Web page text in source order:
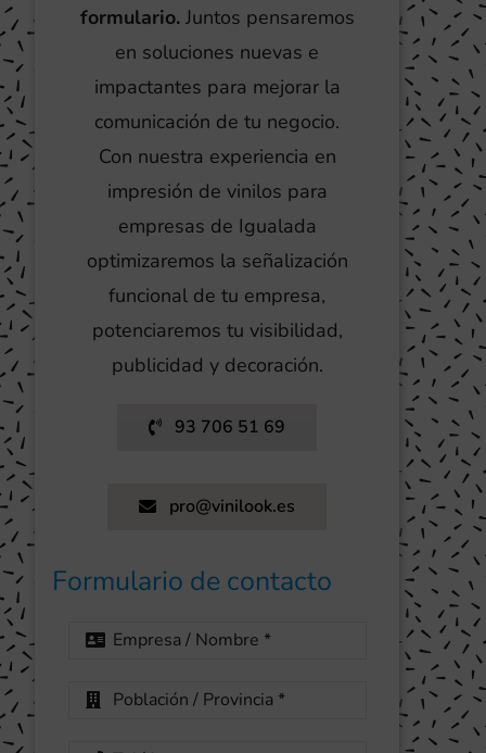
formulario.Juntos pensaremos
en soluciones nuevas e
impactantes para mejorar la
comunicación de tu negocio.
Con nuestra experiencia en
impresión de vinilos para
empresas de Igualada
optimizaremos la señalización
funcional de tu empresa,
potenciaremos tu visibilidad,
publicidad y decoración.
93 706 51 69
pro@vinilook.es
Formulario de contacto